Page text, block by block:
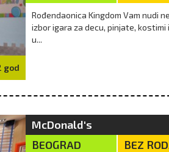
Igre u pesku su odlična prilika da deca
vreme za igru napolju, bez
strukture i elektronike. Bez
da li prave dvorce i zamke od
god
Rođendaonica Kingdom Vam nudi
izbor igara za decu, pinjate,
u...
McDonald's
BEOGRAD
BEZ